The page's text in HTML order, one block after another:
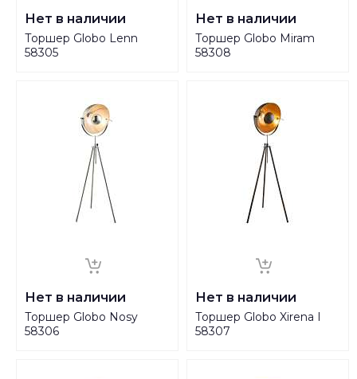
Нет в наличии
Торшер Globo Lenn
58305
Нет в наличии
Торшер Globo Miram
58308
Нет в наличии
Торшер Globo Nosy
58306
Нет в наличии
Торшер Globo Xirena I
58307